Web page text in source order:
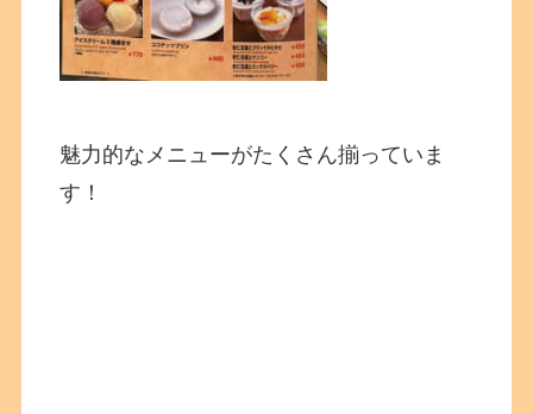
魅力的なメニューがたくさん揃っていま
す！